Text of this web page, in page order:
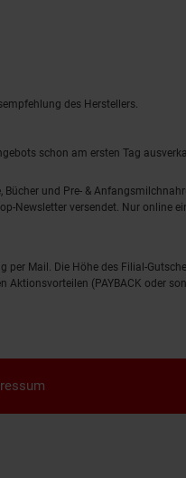
des Herstellers.
schon am ersten Tag
und Pre- &
Newsletter versendet. Nur online
per Mail. Die Höhe des Filial-
(PAYBACK oder